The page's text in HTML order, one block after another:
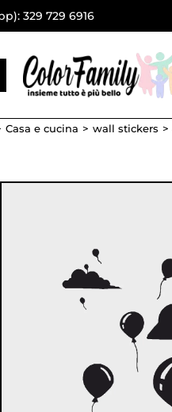
329 729 6916
Casa e cucina wall stickers